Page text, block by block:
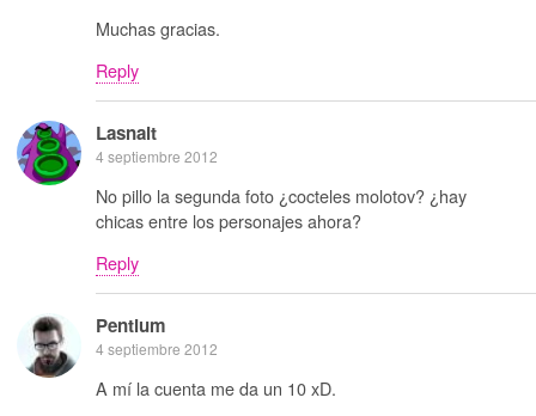
Muchas gracias.
Reply
Lasnait
4 septiembre 2012
No pillo la segunda foto ¿cocteles molotov? ¿hay
chicas entre los personajes ahora?
Reply
Pentium
4 septiembre 2012
A mí la cuenta me da un 10 xD.